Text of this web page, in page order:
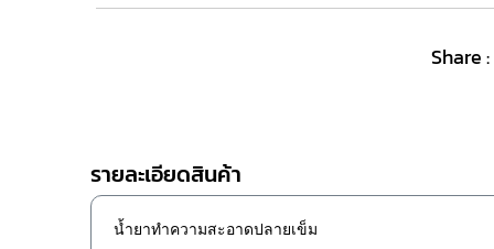
Share :
รายละเอียดสินค้า
น้ำยาทำความสะอาดปลายเข็ม